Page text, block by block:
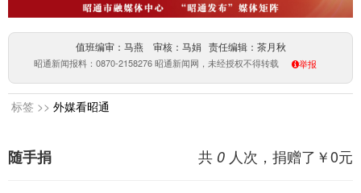
值班编审：马燕 审核：马娟 责任编辑：茶月秋
昭通新闻报料：0870-2158276 昭通新闻网，未经授权不得转载 举报
标签 >> 外媒看昭通
共 0 人次，捐赠了￥0元
随手捐